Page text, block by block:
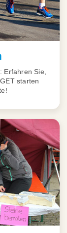
Erfahren Sie,
starten